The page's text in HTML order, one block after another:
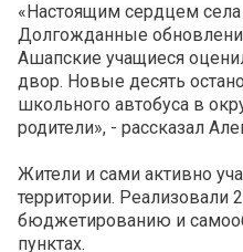
«Настоящим сердцем
Долгожданные
Ашапские учащиеся
двор. Новые десять
школьного автобуса в
родители», - рассказал
Жители и сами активно
территории. Реализовали
бюджетированию и
пунктах.